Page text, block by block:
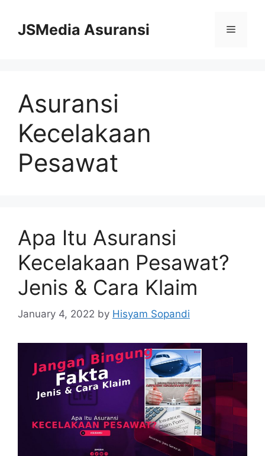
contentJSMedia Asuransi Menu
Asuransi
Kecelakaan
Pesawat
Apa Itu Asuransi
Kecelakaan Pesawat?
Jenis & Cara Klaim
January 4, 2022 by Hisyam Sopandi